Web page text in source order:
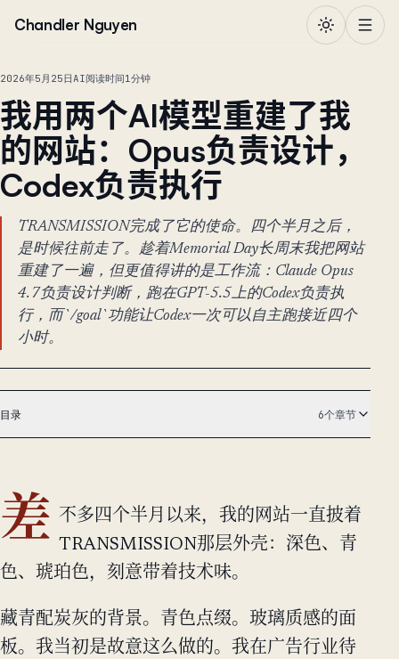
Chandler Nguyen
2026年5月25日AI阅读时间1分钟
我用两个AI模型重建了我
的网站：Opus负责设计，
Codex负责执行
TRANSMISSION完成了它的使命。四个半月之后，
是时候往前走了。趁着Memorial Day长周末我把网站
重建了一遍，但更值得讲的是工作流：Claude Opus
4.7负责设计判断，跑在GPT-5.5上的Codex负责执
行，而`/goal`功能让Codex一次可以自主跑接近四个
小时。
目录 6个章节
差 不多四个半月以来，我的网站一直披着
TRANSMISSION那层外壳：深色、青
色、琥珀色，刻意带着技术味。
藏青配炭灰的背景。青色点缀。玻璃质感的面
板。我当初是故意这么做的。我在广告行业待